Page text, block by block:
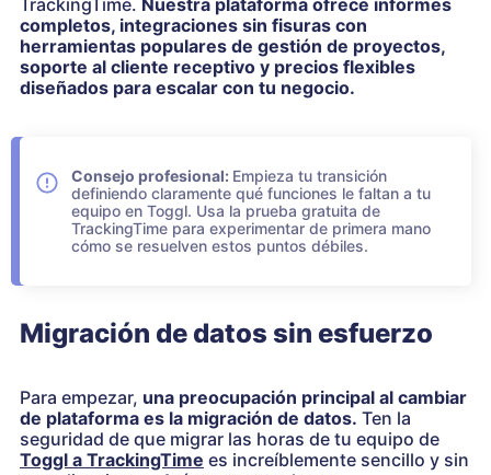
TrackingTime. Nuestra plataforma ofrece informes
completos, integraciones sin fisuras con
herramientas populares de gestión de proyectos,
soporte al cliente receptivo y precios flexibles
diseñados para escalar con tu negocio.
Consejo profesional: Empieza tu transición
definiendo claramente qué funciones le faltan a tu
equipo en Toggl. Usa la prueba gratuita de
TrackingTime para experimentar de primera mano
cómo se resuelven estos puntos débiles.
Migración de datos sin esfuerzo
Para empezar, una preocupación principal al cambiar
de plataforma es la migración de datos. Ten la
seguridad de que migrar las horas de tu equipo de
Toggl a TrackingTime es increíblemente sencillo y sin